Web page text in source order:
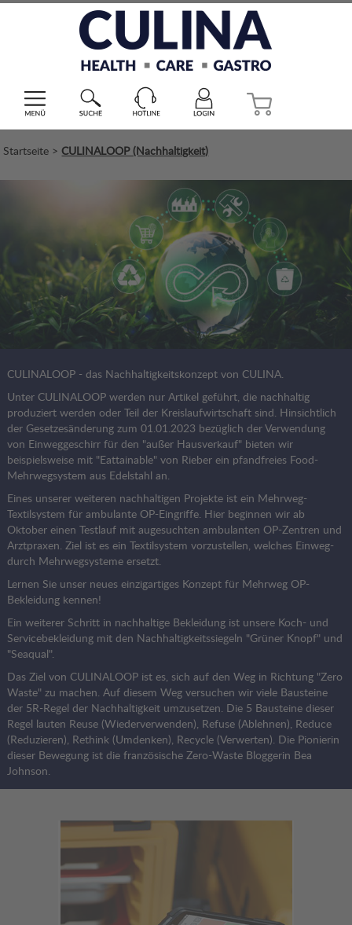
Startseite >CULINALOOP (Nachhaltigkeit)
CULINALOOP - das Nachhaltigkeitskonzept von CULINA.
Unter CULINALOOP werden nur Artikel geführt, die nachhaltig
produziert werden oder Teil der Kreislaufwirtschaft sind. Hinsichtlich
der Gesetzesänderung zum 01.01.2023 bezüglich der Verwendung
von Einweggeschirr für den "außer Hausverkauf" bieten wir
beispielsweise mit "Eattainable" von Rieber ein pfandfreies Food-
Mehrwegsystem aus Edelstahl an.
Eines unserer weiteren nachhaltigen Projekte ist ein Mehrweg-
Textilsystem für ambulante OP-Eingriffe. Hier beginnen wir ab
Oktober einen Testlauf mit augesuchten ambulanten OP-Zentren und
Arztpraxen. Ziel ist es ein Textilsystem vorzustellen, welches Einweg-
durch Mehrwegsysteme ersetzt.
Lernen Sie unser neues einzigartiges Konzept für Mehrweg OP-
Bekleidung kennen!
Ein weiterer Schritt in nachhaltige Bekleidung ist unsere Koch- und
Servicebekleidung mit den Nachhaltigkeitssiegeln "Grüner Knopf" und
"Seaqual".
Das Ziel von CULINALOOP ist es, sich auf den Weg in Richtung "Zero
Waste" zu machen. Auf diesem Weg versuchen wir viele Bausteine
der 5R-Regel der Nachhaltigkeit umzusetzen. Die 5 Bausteine dieser
Regel lauten Reuse (Wiederverwenden), Refuse (Ablehnen), Reduce
(Reduzieren), Rethink (Umdenken), Recycle (Verwerten). Die Pionierin
dieser Bewegung ist die französische Zero-Waste Bloggerin Bea
Johnson.